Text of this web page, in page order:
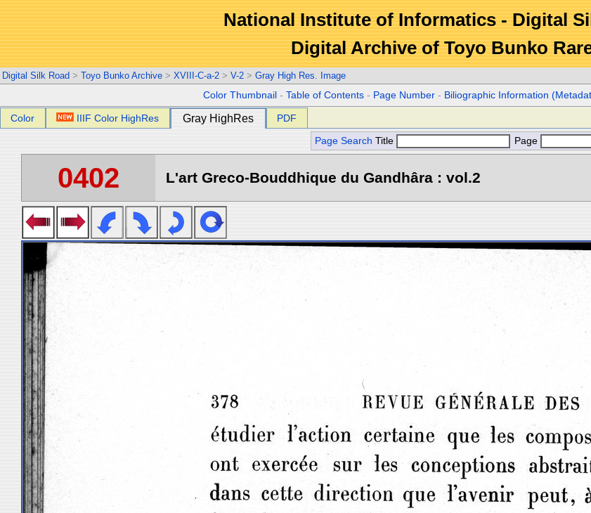
National Institute of Informatics - Digital
Digital Archive of Toyo Bunko
Digital Silk Road > Toyo Bunko Archive > XVIII-C-a-2 > V-2 > Gray High Res. Image
Color Thumbnail -Table of Contents - Page Number - Biliographic Information
Color IIIF Color HighRes Gray HighRes PDF
Page Search Title Page
0402 L'art Greco-Bouddhique du Gandhâra : vol.2